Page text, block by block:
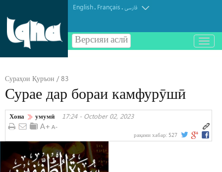
English. Français.فارسی
Версияи аслӣ
باز
و
Сураҳои Қуръон / 83
Сурае дар бораи камфурӯшӣ
Хона умумӣ 17:24 - October 02, 2023
рақами хабар: 527